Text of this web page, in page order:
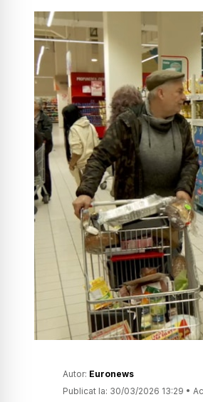
Autor: Euronews
Publicat la: 30/03/2026 13:29 •